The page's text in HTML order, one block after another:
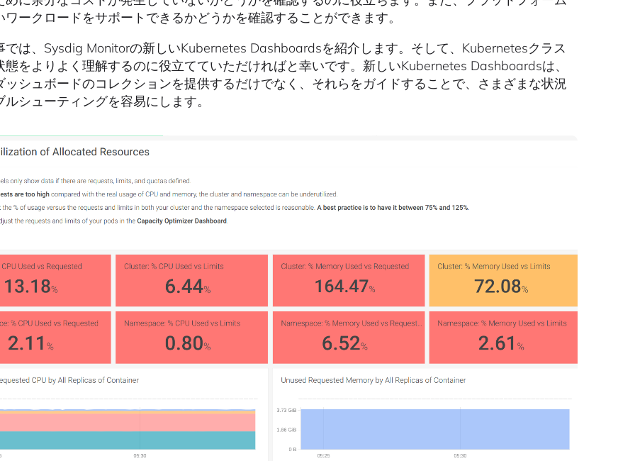
ワークロードをサポートできるかどうかを確認することができます。
では、Sysdig Monitorの新しいKubernetes Dashboardsを紹介します。そして、Kubernetesクラス
態をよりよく理解するのに役立てていただければと幸いです。新しいKubernetes Dashboardsは、
ッシュボードのコレクションを提供するだけでなく、それらをガイドすることで、さまざまな状況
ルシューティングを容易にします。